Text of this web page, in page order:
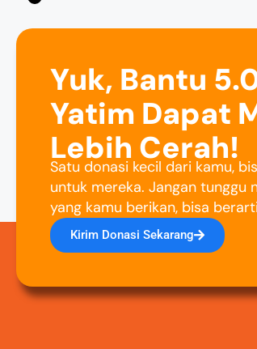
Yuk, Bantu
Yatim Dapat
Lebih Cerah!
Satu donasi kecil dari kamu,
untuk mereka. Jangan tunggu
yang kamu berikan, bisa
Kirim Donasi Sekarang